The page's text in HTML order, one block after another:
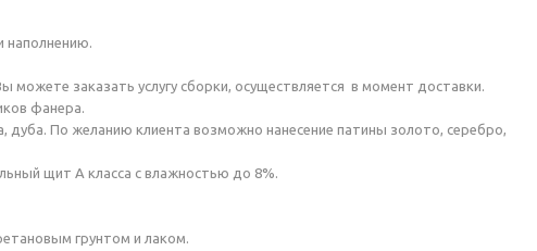
наполнению.
можете заказать услугу сборки, осуществляется в момент доставки.
фанера.
дуба. По желанию клиента возможно нанесение патины золото, серебро,
щит А класса с влажностью до 8%.
грунтом и лаком.